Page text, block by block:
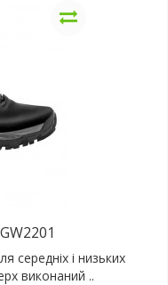
середніх і низьких
виконаний ..